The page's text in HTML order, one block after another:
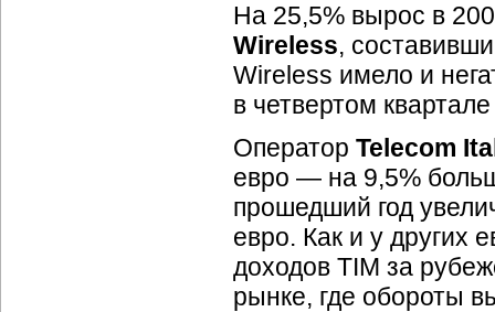
На 25,5% вырос в
Wireless,
Wireless имело и
в четвертом
Оператор Telecom
евро — на 9,5%
прошедший год
евро. Как и у других
доходов TIM за
рынке, где обороты